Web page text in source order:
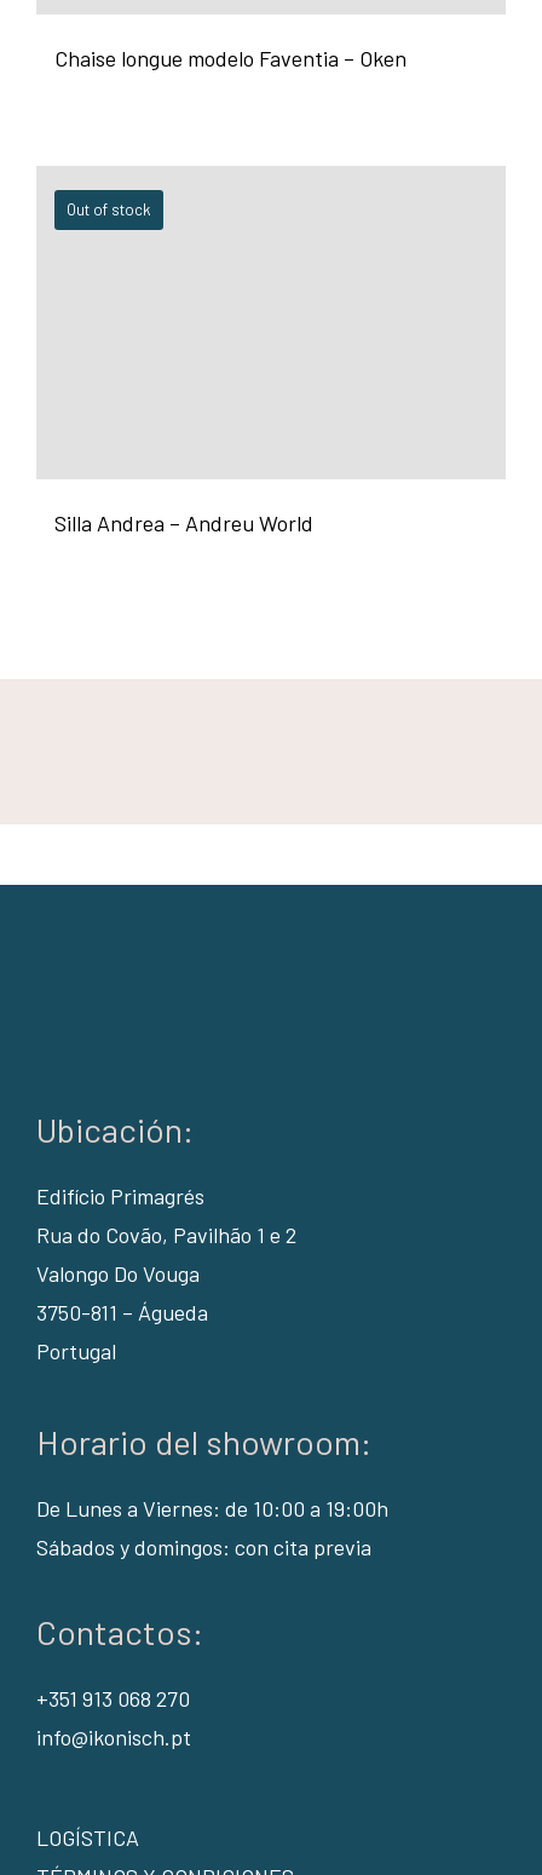
Chaise longue modelo Faventia – Oken
Out of stock
Silla Andrea – Andreu World
Ubicación:
Edifício Primagrés
Rua do Covão, Pavilhão 1 e 2
Valongo Do Vouga
3750-811 – Águeda
Portugal
Horario del showroom:
De Lunes a Viernes: de 10:00 a 19:00h
Sábados y domingos: con cita previa
Contactos:
+351 913 068 270
info@ikonisch.pt
LOGÍSTICA